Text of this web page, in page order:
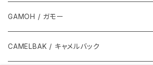
GAMOH / ガモー
CAMELBAK / キャメルバック